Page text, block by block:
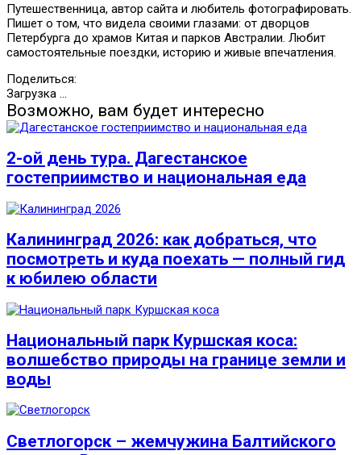
Путешественница, автор сайта и любитель фотографировать.
Пишет о том, что видела своими глазами: от дворцов
Петербурга до храмов Китая и парков Австралии. Любит
самостоятельные поездки, историю и живые впечатления.
Поделиться:
Загрузка ...
Возможно, вам будет интересно
2-ой день тура. Дагестанское
гостеприимство и национальная еда
Калининград 2026: как добраться, что
посмотреть и куда поехать — полный гид
к юбилею области
Национальный парк Куршская коса:
волшебство природы на границе земли и
воды
Светлогорск – жемчужина Балтийского